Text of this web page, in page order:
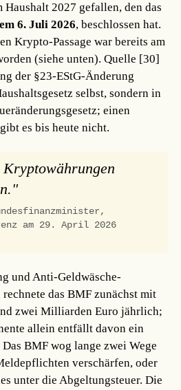
2027 gefallen, den das
6. Juli 2026, beschlossen hat.
Krypto-Passage war bereits am
(siehe unten).Quelle [30]
der §23-EStG-Änderung
selbst, sondern in
einen
es bis heute nicht.
am 29. April 2026
und Anti-Geldwäsche-
das BMF zunächst mit
zwei Milliarden Euro jährlich;
allein entfällt davon ein
BMF wog lange zwei Wege
verschärfen, oder
unter die Abgeltungsteuer. Die